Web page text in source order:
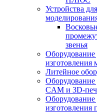
Устройства для
звенья
Оборудование
изготовления
Литейное
CAM и 3D-
Оборудование
изготовления